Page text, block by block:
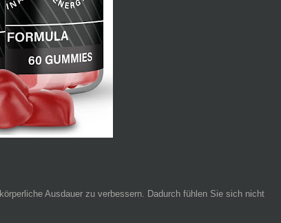
Ausdauer zu verbessern. Dadurch fühlen Sie sich nicht